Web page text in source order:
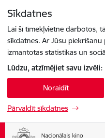
Sīkdatnes
Lai šī tīmekļvietne darbotos,
sīkdatnes. Ar Jūsu
izmantotas statistikas un
Lūdzu, atzīmējiet savu izvēli:
Noraidīt
Pārvaldīt sīkdatnes